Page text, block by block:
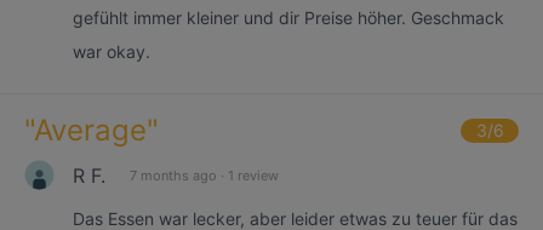
gefühlt immer kleiner und dir Preise höher. Geschmack
war okay.
"Average" 3/6
R F. 7 months ago · 1 review
Das Essen war lecker, aber leider etwas zu teuer für das